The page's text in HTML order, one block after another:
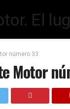
número 33
Motor